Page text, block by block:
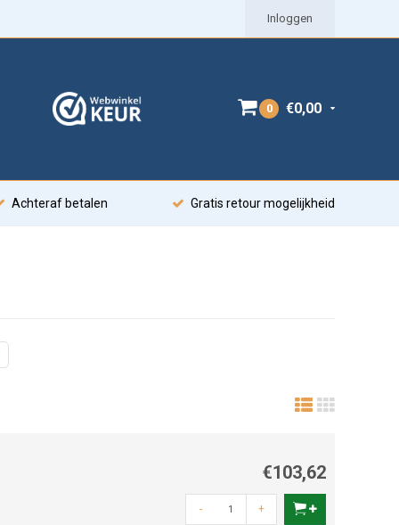
Inloggen
0 €0,00
Achteraf betalen Gratis retour mogelijkheid
€103,62
- +